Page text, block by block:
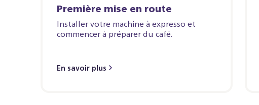
Première mise en route
Installer votre machine à expresso et
commencer à préparer du café.
En savoir plus